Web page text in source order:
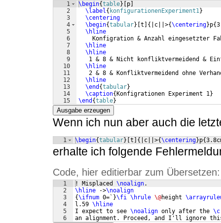
1
2
3
4
5
6
7
8
9
10
11
12
13
14
15
\begin{table} p
\label{ konfigurationenExperiment1}
\centering
\begin{tabular} t { |c||>{\centering}p{
\hline
Konfigration & Anzahl eingesetzter
\hline
\hline
1 & 8 & Nicht konfliktvermeidend &
\hline
2 & 8 & Konfliktvermeidend ohne
\hline
\end {tabular}
\caption{ Konfigrationen Experiment 1}
\end {table}
Ausgabe erzeugen
Wenn ich nun aber auch die
1 \begin{tabular} t { |c||>{\centering}p{
erhalte ich folgende
Code, hier editierbar zum Übersetzen:
1
2
3
4
5
6
! Misplaced \noalign.
\hline ->\noalign
{\ifnum 0=` }\fi \hrule \@height
l.59 \hline
I expect to see \noalign only after the
an alignment. Proceed, and I'll ignore